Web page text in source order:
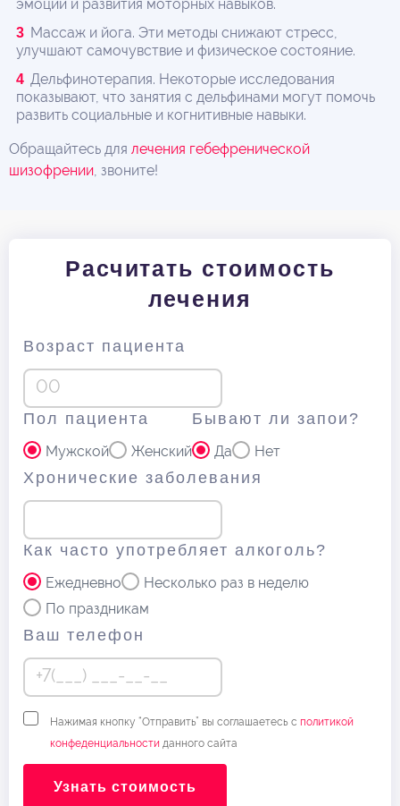
эмоций и развития моторных навыков.
Массаж и йога. Эти методы снижают стресс,
улучшают самочувствие и физическое состояние.
Дельфинотерапия. Некоторые исследования
показывают, что занятия с дельфинами могут помочь
развить социальные и когнитивные навыки.
Обращайтесь для лечения гебефренической
шизофрении , звоните!
Расчитать стоимость
лечения
Возраст пациента
Пол пациента
Мужской Женский
Бывают ли запои?
Да Нет
Хронические заболевания
Как часто употребляет алкоголь?
Ежедневно
Несколько раз в неделю
По праздникам
Ваш телефон
Нажимая кнопку “Отправить” вы соглашаетесь с политикой
конфеденциальности данного сайта
Узнать стоимость